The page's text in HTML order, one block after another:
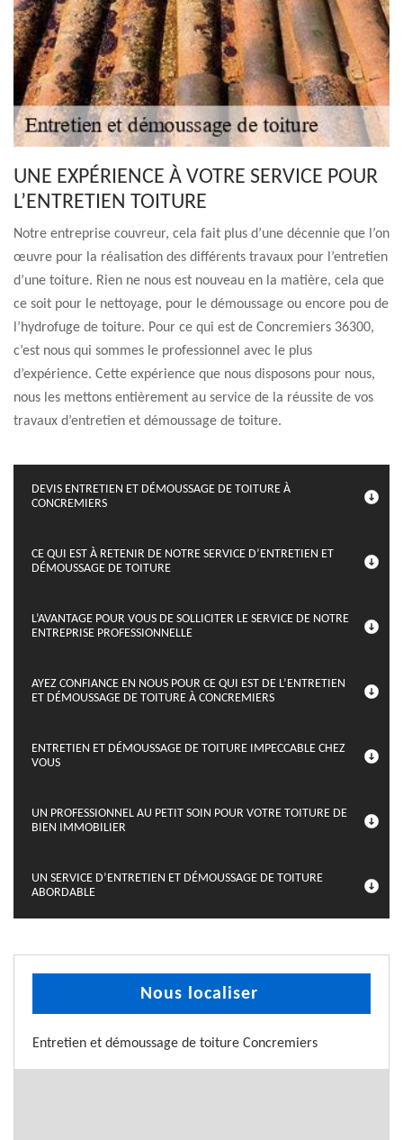
UNE EXPÉRIENCE À VOTRE SERVICE POUR
L’ENTRETIEN TOITURE
Notre entreprise couvreur, cela fait plus d’une décennie que l’on
œuvre pour la réalisation des différents travaux pour l’entretien
d’une toiture. Rien ne nous est nouveau en la matière, cela que
ce soit pour le nettoyage, pour le démoussage ou encore pou de
l’hydrofuge de toiture. Pour ce qui est de Concremiers 36300,
c’est nous qui sommes le professionnel avec le plus
d’expérience. Cette expérience que nous disposons pour nous,
nous les mettons entièrement au service de la réussite de vos
travaux d’entretien et démoussage de toiture.
DEVIS ENTRETIEN ET DÉMOUSSAGE DE TOITURE À
CONCREMIERS
CE QUI EST À RETENIR DE NOTRE SERVICE D’ENTRETIEN ET
DÉMOUSSAGE DE TOITURE
L’AVANTAGE POUR VOUS DE SOLLICITER LE SERVICE DE NOTRE
ENTREPRISE PROFESSIONNELLE
AYEZ CONFIANCE EN NOUS POUR CE QUI EST DE L’ENTRETIEN
ET DÉMOUSSAGE DE TOITURE À CONCREMIERS
ENTRETIEN ET DÉMOUSSAGE DE TOITURE IMPECCABLE CHEZ
VOUS
UN PROFESSIONNEL AU PETIT SOIN POUR VOTRE TOITURE DE
BIEN IMMOBILIER
UN SERVICE D’ENTRETIEN ET DÉMOUSSAGE DE TOITURE
ABORDABLE
Nous localiser
Entretien et démoussage de toiture Concremiers